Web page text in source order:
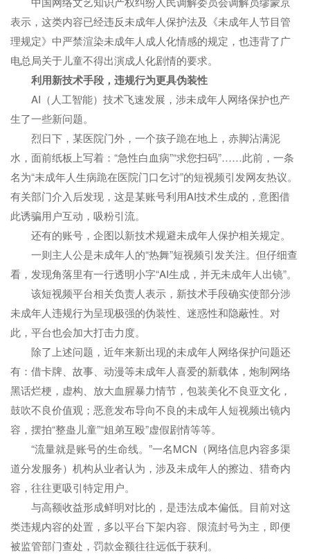
表示，这类内容已经违反未成年人保护法及《未成年人节目管
理规定》中严禁渲染未成年人成人化情感的规定，也违背了广
电总局关于儿童不得出演成人化剧情的要求。
利用新技术手段，违规行为更具伪装性
AI（人工智能）技术飞速发展，涉未成年人网络保护也产
生了一些新问题。
烈日下，某医院门外，一个孩子跪在地上，赤脚沾满泥
水，面前纸板上写着：“急性白血病”“求您扫码”……此前，一条
名为“未成年人生病跪在医院门口乞讨”的短视频引发网友热议。
有关部门介入后发现，这是某账号利用AI技术生成的，意图借
此诱骗用户互动，吸粉引流。
还有的账号，企图以新技术规避未成年人保护相关规定。
一则主人公是未成年人的“热舞”短视频引发关注。但仔细查
看，发现角落里有一行透明小字“AI生成，并无未成年人出镜”。
该短视频平台相关负责人表示，新技术手段确实使部分涉
未成年人违规行为呈现极强的伪装性、迷惑性和隐蔽性。对
此，平台也会加大打击力度。
除了上述问题，近年来新出现的未成年人网络保护问题还
有：借卡牌、故事、动漫等未成年人喜爱的新载体，炮制网络
黑话烂梗，虚构、放大血腥暴力情节，包装美化不良亚文化，
鼓吹不良价值观；恶意发布导向不良的未成年人短视频出镜内
容，摆拍“整蛊儿童”“姐弟互殴”虚假剧情等等。
“流量就是账号的生命线。”一名MCN（网络信息内容多渠
道分发服务）机构从业者认为，涉及未成年人的擦边、猎奇内
容，往往更吸引特定用户。
与高额收益形成鲜明对比的，是违法成本偏低。目前对这
类违规内容的处置，多以平台下架内容、限流封号为主，即便
被监管部门查处，罚款金额往往远低于获利。